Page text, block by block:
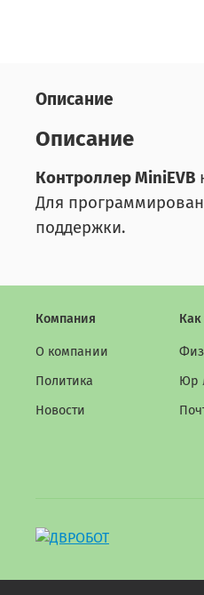
Описание
Описание
Контроллер MiniEVB
Для
поддержки.
Компания
О компании
Политика
Новости
Как
Юр